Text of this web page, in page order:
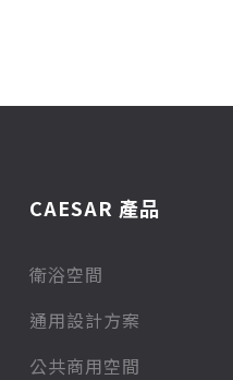
CAESAR 產品
衛浴空間
通用設計方案
公共商用空間